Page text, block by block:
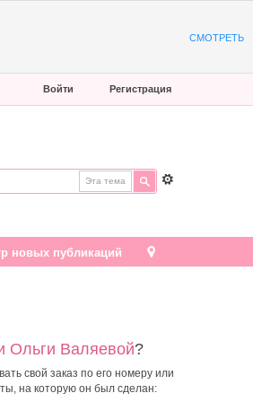
СМОТРЕТЬ
Войти Регистрация
Эта тема
новых публикаций
Ольги Валяевой?
свой заказ по его номеру или
на которую он был сделан: